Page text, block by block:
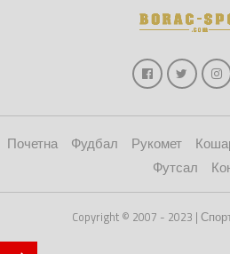
Почетна Фудбал Рукомет
Футсал
Copyright © 2007 - 2023 |